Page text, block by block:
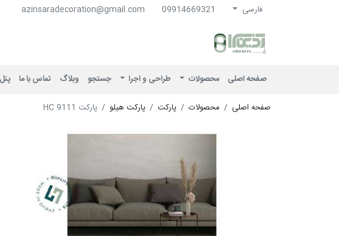
فارسی 09914669321
azinsaradecoration@gmail.com
صفحه اصلی محصولات طراحی و اجرا جستجو وبلاگ تماس با ما
صفحه اصلی محصولات پارکت پارکت هیلو پارکت HC 9111